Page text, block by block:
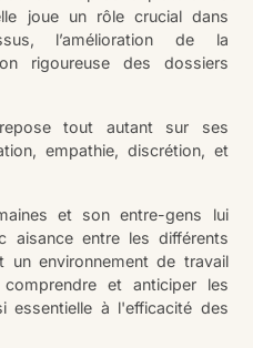
joue un rôle crucial dans
l’amélioration de la
rigoureuse des dossiers
tout autant sur ses
empathie, discrétion, et
et son entre-gens lui
aisance entre les différents
un environnement de travail
et anticiper les
essentielle à l'efficacité des